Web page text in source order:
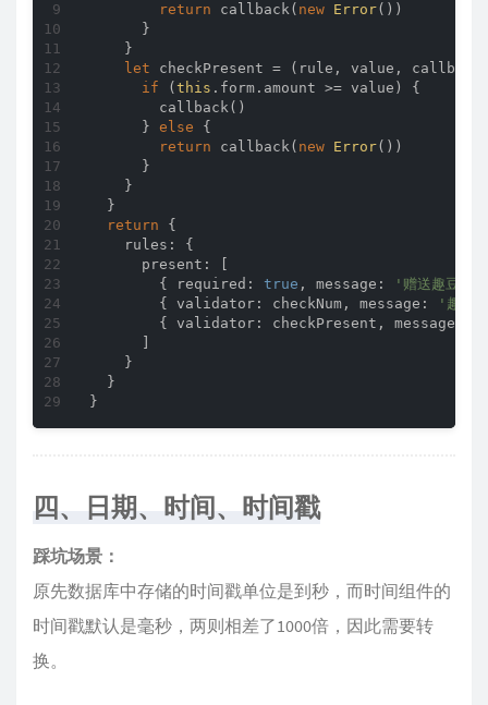
return callback( new Error())
      }
    }
let checkPresent = ( rule, value, callback
if ( this .form.amount >= value) {
        callback()
      }
else {
return callback( new Error())
      }
    }
  }
return {
rules : {
present : [
        {
required : true , message :
'赠送趣豆不
        {
validator : checkNum, message :
'趣豆
        {
validator : checkPresent, message
    }
  }
四、日期、时间、时间戳
踩坑场景：
原先数据库中存储的时间戳单位是到秒，而时间组件的
时间戳默认是毫秒，两则相差了1000倍，因此需要转
换。